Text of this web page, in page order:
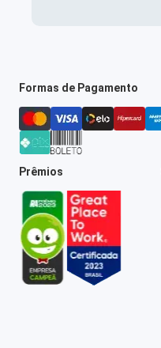
Formas de Pagamento
Prêmios